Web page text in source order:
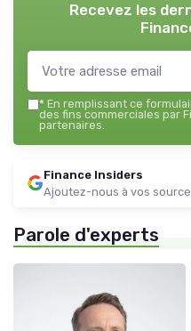
Recevez les
* En remplissant ce
des fins commerciales par
partenaires.
Finance Insiders
Ajoutez-nous à vos
Parole d'experts